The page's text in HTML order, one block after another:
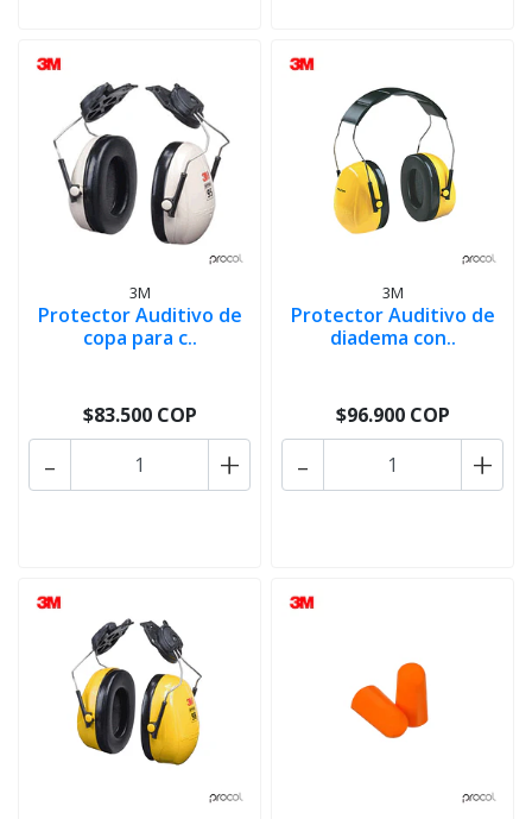
3M
Protector Auditivo de
copa para c..
$83.500 COP
+
-
3M
Protector Auditivo de
diadema con..
$96.900 COP
+
-